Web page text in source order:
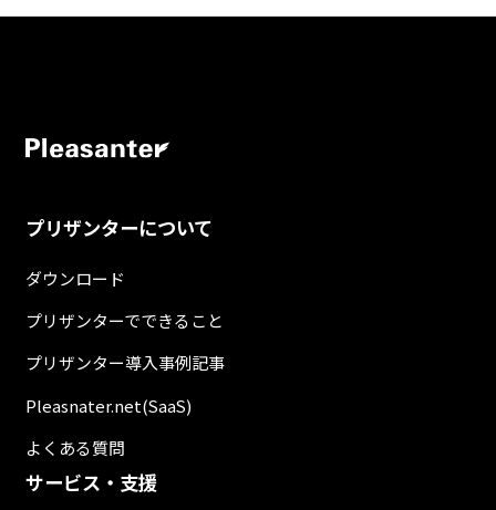
プリザンターについて
ダウンロード
プリザンターでできること
プリザンター導入事例記事
Pleasnater.net(SaaS)
よくある質問
サービス・支援